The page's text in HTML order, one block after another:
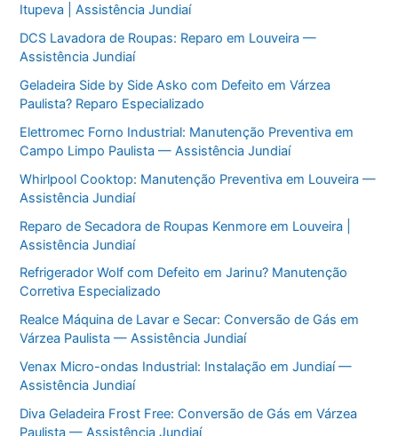
Itupeva | Assistência Jundiaí
DCS Lavadora de Roupas: Reparo em Louveira —
Assistência Jundiaí
Geladeira Side by Side Asko com Defeito em Várzea
Paulista? Reparo Especializado
Elettromec Forno Industrial: Manutenção Preventiva em
Campo Limpo Paulista — Assistência Jundiaí
Whirlpool Cooktop: Manutenção Preventiva em Louveira —
Assistência Jundiaí
Reparo de Secadora de Roupas Kenmore em Louveira |
Assistência Jundiaí
Refrigerador Wolf com Defeito em Jarinu? Manutenção
Corretiva Especializado
Realce Máquina de Lavar e Secar: Conversão de Gás em
Várzea Paulista — Assistência Jundiaí
Venax Micro-ondas Industrial: Instalação em Jundiaí —
Assistência Jundiaí
Diva Geladeira Frost Free: Conversão de Gás em Várzea
Paulista — Assistência Jundiaí